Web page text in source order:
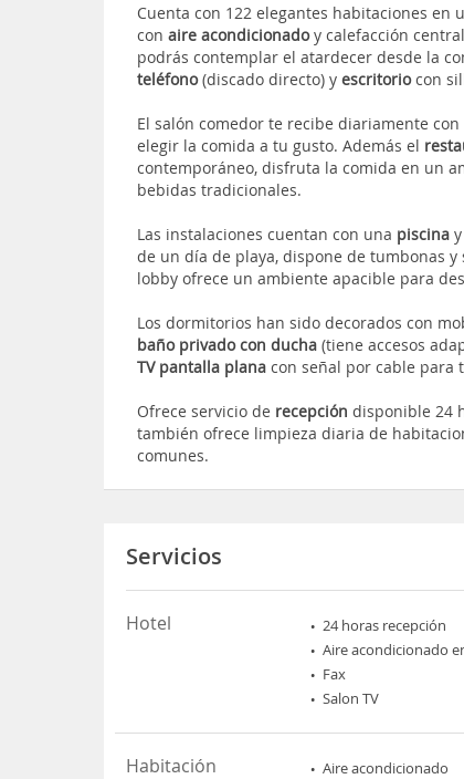
Cuenta con 122 elegantes habitaciones
conaire acondicionadoy calefacción
podrás contemplar el atardecer desde la
teléfono(discado directo) yescritoriocon
El salón comedor te recibe diariamente
elegir la comida a tu gusto. Además el
contemporáneo, disfruta la comida en un
bebidas tradicionales.
Las instalaciones cuentan con una piscina
de un día de playa, dispone de tumbonas
lobby ofrece un ambiente apacible para
Los dormitorios han sido decorados con
baño privado con ducha (tiene accesos
TV pantalla plana con señal por cable para
Ofrece servicio de recepción disponible 24
también ofrece limpieza diaria de
comunes.
Servicios
Hotel 24 horas recepción
Aire acondicionado
Fax
Salon TV
Habitación Aire acondicionado